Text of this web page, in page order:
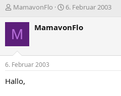
T
e
m
n
s
t
a
MamavonFlo
B
g
a
6. Februar 2003
M MamavonFlo
6. Februar 2003
Hallo,